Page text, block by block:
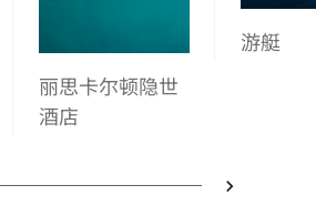
丽思卡尔顿隐世
酒店
游艇
2 3 4 5 下一页